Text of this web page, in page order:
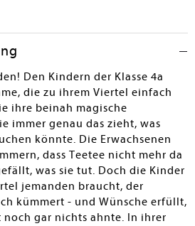
Den Kindern der Klasse 4a
die zu ihrem Viertel einfach
ihre beinah magische
immer genau das zieht, was
könnte. Die Erwachsenen
dass Teetee nicht mehr da
was sie tut. Doch die Kinder
jemanden braucht, der
kümmert - und Wünsche erfüllt,
noch gar nichts ahnte. In ihrer